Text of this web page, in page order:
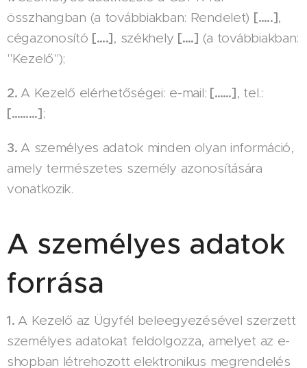
összhangban (a továbbiakban: Rendelet) […..],
cégazonosító [….], székhely [….] (a továbbiakban:
"Kezelő");
2. A Kezelő elérhetőségei: e-mail: [……], tel.:
[………];
3. A személyes adatok minden olyan információ,
amely természetes személy azonosítására
vonatkozik.
A személyes adatok
forrása
1. A Kezelő az Ügyfél beleegyezésével szerzett
személyes adatokat feldolgozza, amelyet az e-
shopban létrehozott elektronikus megrendelés